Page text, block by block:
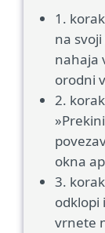
1.
na
nahaja
orodni
2.
okna
3.
odklopi
vrnete